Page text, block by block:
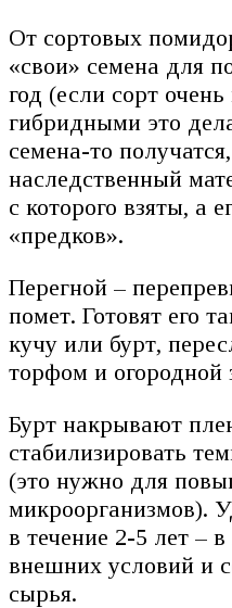
От сортовых
«свои» семена для
год (если сорт
гибридными это
семена-то
наследственный
с которого взяты, а
«предков».
Перегной –
помет. Готовят его
кучу или бурт,
торфом и огородной
Бурт накрывают
стабилизировать
(это нужно для
микроорганизмов).
в течение 2-5 лет –
внешних условий и
сырья.